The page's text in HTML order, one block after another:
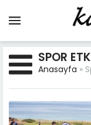
SPOR
Anasayfa »